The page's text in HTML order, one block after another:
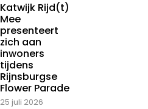
Katwijk Rijd(t)
Mee
presenteert
zich aan
inwoners
tijdens
Rijnsburgse
Flower Parade
25 juli 2026